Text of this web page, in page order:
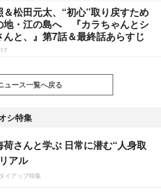
松田元太、“初心”取り戻すため
地・江の島へ 『カラちゃんとシ
んと、』第7話＆最終話あらすじ
ュース一覧へ戻る
シ特集
荷さんと学ぶ 日常に潜む“人身取
アル
イアップ特集